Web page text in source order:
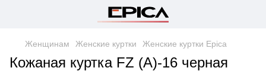
Женщинам Женские куртки Женские куртки Epica
Кожаная куртка FZ (A)-16 черная